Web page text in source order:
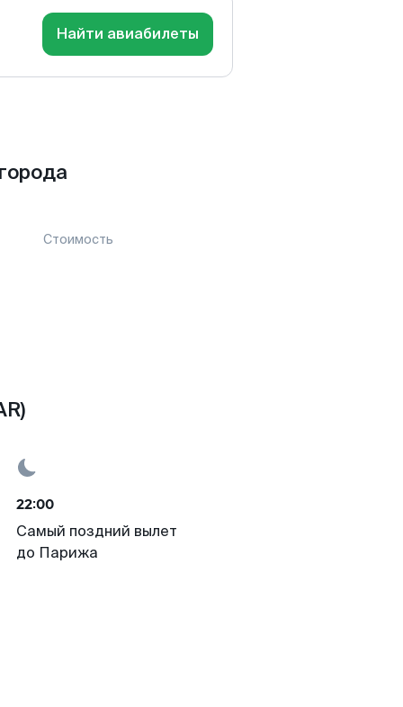
Найти авиабилеты
Стоимость
22:00
Самый поздний вылет
до Парижа